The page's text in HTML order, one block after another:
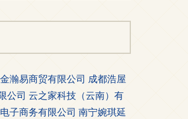
瀚易商贸有限公司 成都浩屋
公司 云之家科技（云南）有
子商务有限公司 南宁婉琪延